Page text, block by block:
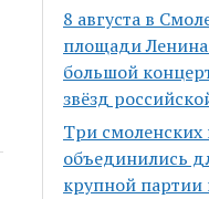
8 августа в
площади Ленина
большой
звёзд
Три
объединились
крупной партии